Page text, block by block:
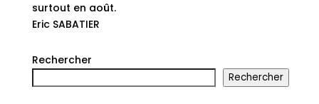
surtout en août.
Eric SABATIER
Rechercher
Rechercher